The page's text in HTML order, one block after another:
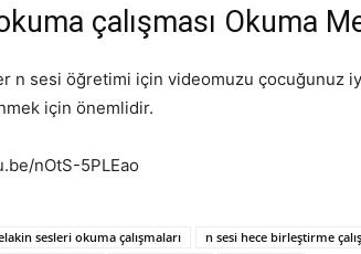
çalışması Okuma
n sesi öğretimi için videomuzu çocuğunuz
için önemlidir.
nOtS-5PLEao
sesleri okuma çalışmaları n sesi hece birleştirme